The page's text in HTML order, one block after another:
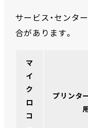
サービス・センタ
合があります。
マ
イ
ク
ロ
コ
プリンタ